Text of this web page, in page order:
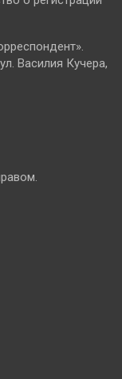
Василия Кучера,